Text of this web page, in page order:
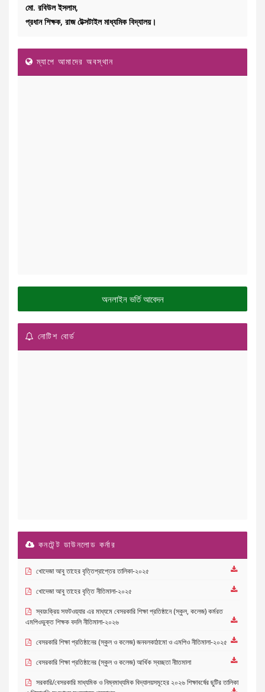
মো. রবিউল ইসলাম,
প্রধান শিক্ষক, রাজ টেক্সটাইল মাধ্যমিক বিদ্যালয়।
ম্যাপে আমাদের অবস্থান
অনলাইন ভর্তি আবেদন
নোটিশ বোর্ড
কনটেন্ট ডাউনলোড কর্নার
খোদেজা আবু তাহের বৃত্তিপ্রাপ্তের তালিকা-২০২৫
খোদেজা আবু তাহের বৃত্তি নীতিমালা-২০২৫
স্বয়ংক্রিয় সফটওয়্যার এর মাধ্যমে বেসরকারি শিক্ষা প্রতিষ্ঠানে (স্কুল, কলেজ) কর্মরত
এমপিওভুক্ত শিক্ষক বদলি নীতিমালা-২০২৬
বেসরকারি শিক্ষা প্রতিষ্ঠানের (স্কুল ও কলেজ) জনবলকাঠামো ও এমপিও নীতিমালা-২০২৫
বেসরকারি শিক্ষা প্রতিষ্ঠানের (স্কুল ও কলেজ) আর্খিক স্বচ্ছতা নীাতমালা
সরকারি/বেসরকারি মাধ্যমিক ও নিম্নমাধ্যমিক বিদ্যালয়সমূহের ২০২৬ শিক্ষাবর্ষের ছুটির তালিকা